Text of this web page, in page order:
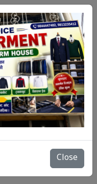
Close